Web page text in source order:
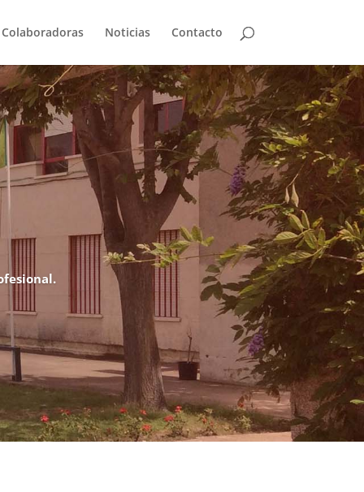
Noticias Contacto